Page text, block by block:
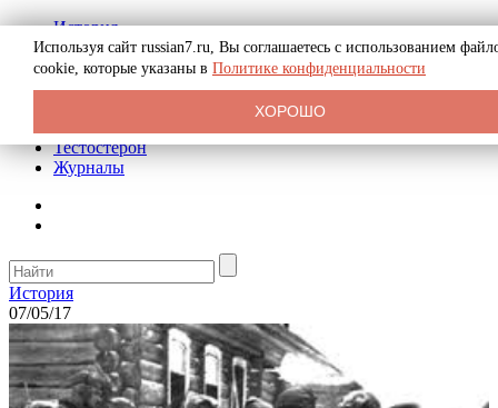
История
Биография
Криминал
Реклама на сайте
Тестостерон
Журналы
История
07/05/17
Используя сайт russian7.ru, Вы соглашаетесь с использованием
cookie, которые указаны в Политике конфиденциальности
ХОРОШО